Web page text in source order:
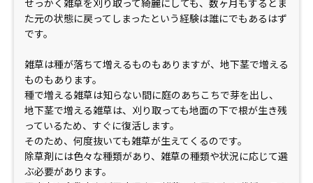
せっかく雑草を刈り取って綺麗にしても、数ヶ月もするとま
た元の状態に戻ってしまったという経験は誰にでもあるはず
です。
雑草は種が落ちて増えるものもありますが、地下茎で増える
ものもあります。
種で増える雑草は知らない間に庭のあちこちで芽を出し、
地下茎で増える雑草は、刈り取っても地面の下で根が生き残
っているため、すぐに復活します。
そのため、何度抜いても雑草が生えてくるのです。
除草剤には色々な種類があり、雑草の種類や状況に応じて選
ぶ必要があります。